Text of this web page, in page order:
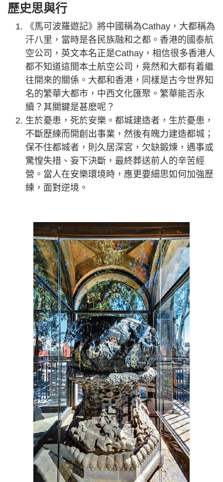
歷史思與行
《馬可波羅遊記》將中國稱為Cathay，大都稱為
汗八里，當時是各民族融和之都。香港的國泰航
空公司，英文本名正是Cathay，相信很多香港人
都不知道這間本土航空公司，竟然和大都有着繼
往開來的關係。大都和香港，同樣是古今世界知
名的繁華大都巿，中西文化匯聚。繁華能否永
續？其關鍵是甚麽呢？
生於憂患，死於安樂。都城建造者，生於憂患，
不斷歷練而開創出事業，然後有魄力建造都城；
保不住都城者，則久居深宮，欠缺鍛煉，遇事或
驚惶失措、妄下決斷，最終葬送前人的辛苦經
營。當人在安樂環境時，應更要細思如何加強歷
練，面對逆境。